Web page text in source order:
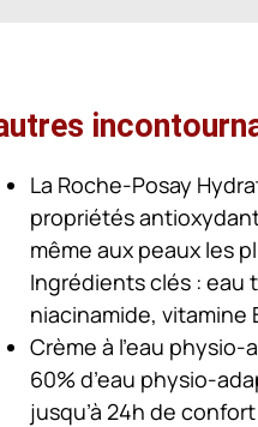
La Roche-Posay
propriétés
même aux peaux les
Ingrédients clés : eau
niacinamide, vitamine
Crème à l’eau physio-
60% d’eau physio-
jusqu’à 24h de